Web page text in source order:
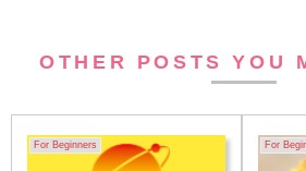
OTHER POSTS YOU
For Beginners For